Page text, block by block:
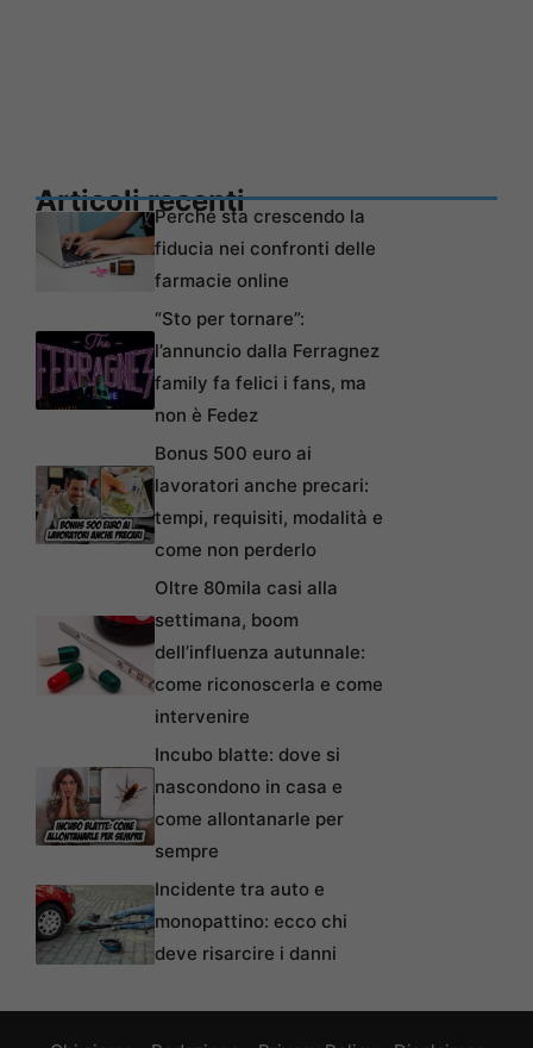
Articoli recentiPerché sta crescendo la
fiducia nei confronti delle
farmacie online
“Sto per tornare”:
l’annuncio dalla Ferragnez
family fa felici i fans, ma
non è Fedez
Bonus 500 euro ai
lavoratori anche precari:
tempi, requisiti, modalità e
come non perderlo
Oltre 80mila casi alla
settimana, boom
dell’influenza autunnale:
come riconoscerla e come
intervenire
Incubo blatte: dove si
nascondono in casa e
come allontanarle per
sempre
Incidente tra auto e
monopattino: ecco chi
deve risarcire i danni